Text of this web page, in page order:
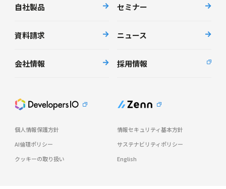
自社製品 セミナー
資料請求 ニュース
会社情報 採用情報
個人情報保護方針
情報セキュリティ基本方針
AI倫理ポリシー
サステナビリティポリシー
クッキーの取り扱い
English